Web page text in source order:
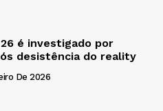
é investigado por
desistência do reality
De 2026